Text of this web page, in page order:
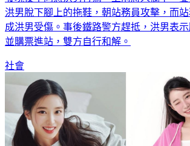
洪男脫下腳上的拖鞋，朝站務員攻擊，而
成洪男受傷。事後鐵路警方趕抵，洪男表
並購票進站，雙方自行和解。
社會